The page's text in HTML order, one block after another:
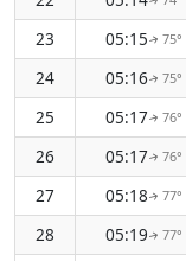
23
05:15↑ 75°
24
05:16↑ 75°
25
05:17↑ 76°
26
05:17↑ 76°
27
05:18↑ 77°
28
05:19↑ 77°